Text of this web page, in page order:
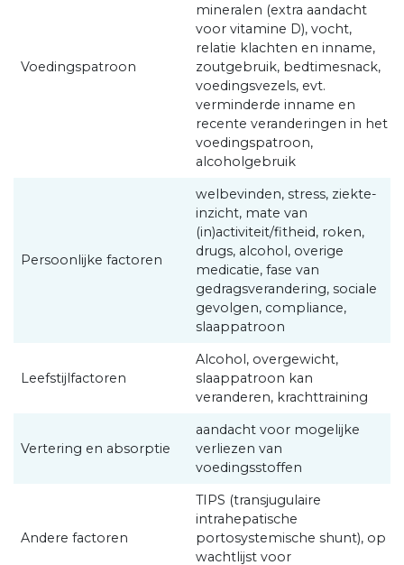
Voedingspatroon
mineralen (extra aandacht
voor vitamine D), vocht,
relatie klachten en inname,
zoutgebruik, bedtimesnack,
voedingsvezels, evt.
verminderde inname en
recente veranderingen in het
voedingspatroon,
alcoholgebruik
Persoonlijke factoren
welbevinden, stress, ziekte-
inzicht, mate van
(in)activiteit/fitheid, roken,
drugs, alcohol, overige
medicatie, fase van
gedragsverandering, sociale
gevolgen, compliance,
slaappatroon
Leefstijlfactoren
Alcohol, overgewicht,
slaappatroon kan
veranderen, krachttraining
Vertering en absorptie
aandacht voor mogelijke
verliezen van
voedingsstoffen
Andere factoren
TIPS (transjugulaire
intrahepatische
portosystemische shunt), op
wachtlijst voor